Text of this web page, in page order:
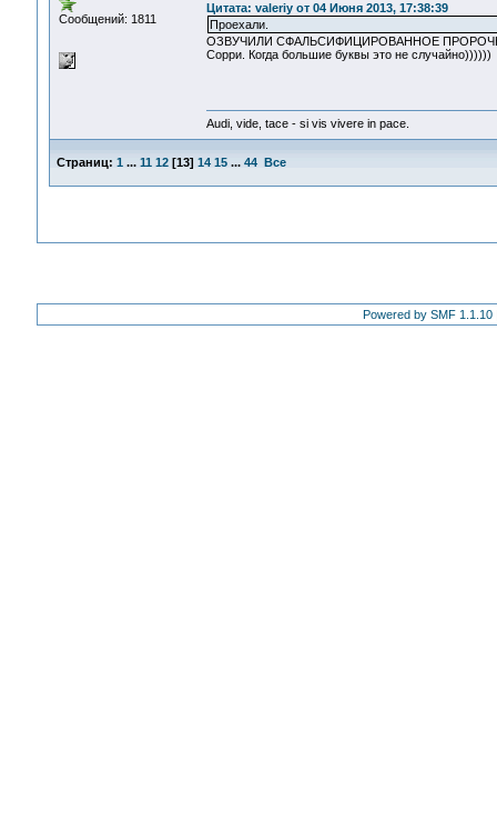
Сообщений: 1811
Цитата: valeriy от 04 Июня 2013, 17:38:39
Проехали.
ОЗВУЧИЛИ СФАЛЬСИФИЦИРОВАННОЕ
Сорри. Когда большие буквы это не случайно))))))
Audi, vide, tace - si vis vivere in pace.
Страниц: 1 ... 11 12[13] 14 15 ... 44 Все
Powered by SMF 1.1.10